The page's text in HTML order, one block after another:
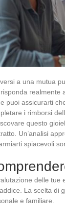
a una mutua
realmente
puoi assicurarti
i rimborsi
questo
Un’analisi
spiacevoli
delle tue
La scelta di
e familiare.